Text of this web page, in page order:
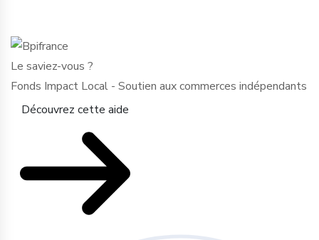
Le saviez-vous ?
Fonds Impact Local - Soutien aux commerces indépendants
Découvrez cette aide